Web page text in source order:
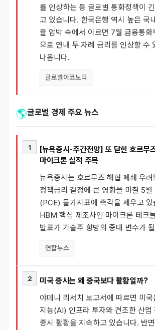
를 인상하는 등 글로벌 통화정책이
고 있습니다. 한국은행 역시 높은 국
율 압박 속에서 이르면 7월 금융통화
으로 연내 두 차례 금리를 인상할 수
나옵니다.
글로벌이코노믹
🌎글로벌 경제 주요 뉴스
1
[뉴욕증시-주간전망] 또 닫힌 호르무
마이크론 실적 주목
뉴욕증시는 호르무즈 해협 폐쇄 우려
정책금리 결정에 큰 영향을 미칠 5월
(PCE) 물가지표에 촉각을 세우고 있
HBM 핵심 제조사인 마이크론 테크
발표가 기술주 향방의 중대 변수가
연합뉴스
2
미국 증시는 왜 중국보다 활황일까?
야데니 리서치 보고서에 따르면 미
지능(AI) 인프라 투자와 견조한 산업
증시 활황을 지속하고 있습니다. 반